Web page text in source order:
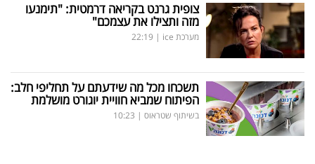
צופית גרנט בקריאה דרמטית: "תימנעו
מזה ותצילו את עצמכם"
מערכת ice |
22:19
תשכחו מכל מה שידעתם על תחליפי חלב:
הפיתוח שמביא חוויית יוגורט מושלמת
בשיתוף שטראוס |
10:23